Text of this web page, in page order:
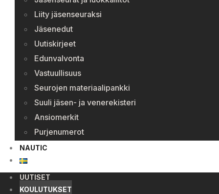
Liity jäsenseuraksi
Jäsenedut
Uutiskirjeet
Edunvalvonta
Vastuullisuus
Seurojen materiaalipankki
Suuli jäsen- ja venerekisteri
Ansiomerkit
Purjenumerot
NAUTIC
UUTISET
KOULUTUKSET